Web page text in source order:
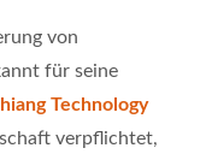
von
für seine
Technology
verpflichtet,